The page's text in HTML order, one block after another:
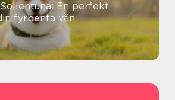
Sollentuna: En perfekt
fyrbenta vän